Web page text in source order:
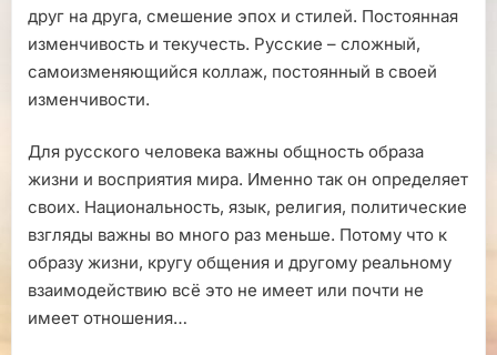
друг на друга, смешение эпох и стилей. Постоянная
изменчивость и текучесть. Русские – сложный,
самоизменяющийся коллаж, постоянный в своей
изменчивости.
Для русского человека важны общность образа
жизни и восприятия мира. Именно так он определяет
своих. Национальность, язык, религия, политические
взгляды важны во много раз меньше. Потому что к
образу жизни, кругу общения и другому реальному
взаимодействию всё это не имеет или почти не
имеет отношения…